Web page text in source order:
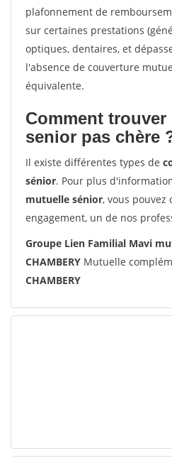
plafonnement de
sur certaines prestations
optiques, dentaires, et
l'absence de couverture
équivalente.
Comment
senior pas chère
Il existe différentes types de
sénior. Pour plus
mutuelle sénior, vous pouvez
engagement, un de nos
Groupe Lien Familial Mavi
CHAMBERY Mutuelle
CHAMBERY